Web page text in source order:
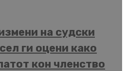
на судски
ги оцени како
кон членство